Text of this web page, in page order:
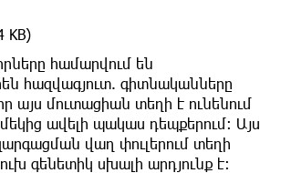
համարվում են
հազվագյուտ. գիտնականները
այս մուտացիան տեղի է ունենում
ավելի պակաս դեպքերում։ Այս
վաղ փուլերում տեղի
գենետիկ սխալի արդյունք է։